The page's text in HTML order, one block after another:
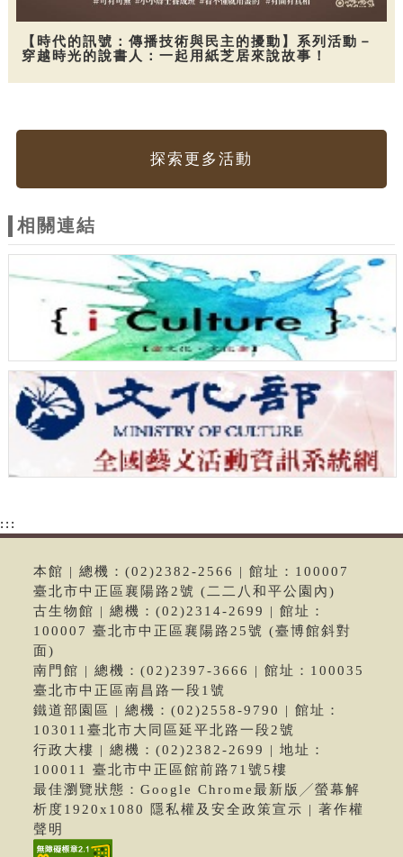
【時代的訊號：傳播技術與民主的擾動】系列活動－
穿越時光的說書人：一起用紙芝居來說故事！
探索更多活動
相關連結
:::
本館 | 總機：(02)2382-2566 | 館址：100007
臺北市中正區襄陽路2號 (二二八和平公園內)
古生物館 | 總機：(02)2314-2699 | 館址：
100007 臺北市中正區襄陽路25號 (臺博館斜對
面)
南門館 | 總機：(02)2397-3666 | 館址：100035
臺北市中正區南昌路一段1號
鐵道部園區 | 總機：(02)2558-9790 | 館址：
103011臺北市大同區延平北路一段2號
行政大樓 | 總機：(02)2382-2699 | 地址：
100011 臺北市中正區館前路71號5樓
最佳瀏覽狀態：Google Chrome最新版╱螢幕解
析度1920x1080 隱私權及安全政策宣示 | 著作權
聲明